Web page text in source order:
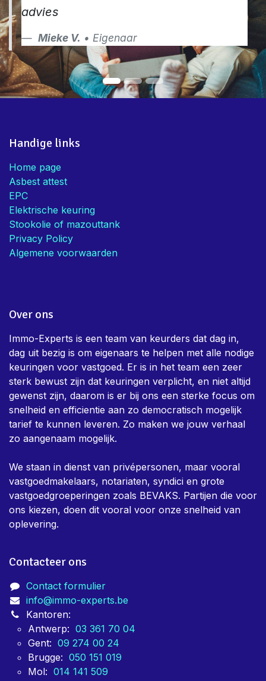
Handig dat jullie de combo asbest,
EPC en Elektriciteit aanbieden!
Bedankt voor de snelle service en
Handige links
Home page
Stookolie of mazouttank
Privacy Policy
Algemene voorwaarden
Over ons
Immo-Experts is een team van keurders dat dag in,
dag uit bezig is om eigenaars te helpen met alle nodige
keuringen voor vastgoed. Er is in het team een zeer
sterk bewust zijn dat keuringen verplicht, en niet altijd
gewenst zijn, daarom is er bij ons een sterke focus om
snelheid en efficientie aan zo democratisch mogelijk
tarief te kunnen leveren. Zo maken we jouw verhaal
zo aangenaam mogelijk.
We staan in dienst van privépersonen, maar vooral
vastgoedgroeperingen zoals BEVAKS. Partijen die voor
ons kiezen, doen dit vooral voor onze snelheid van
oplevering.
Contacteer ons